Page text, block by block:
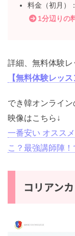
料金（初月）
1分辺りの
詳細、無料体験
【無料体験レッ
でき韓オンライ
映像はこちら↓
一番安い オスス
こ？最強講師陣
コリアン